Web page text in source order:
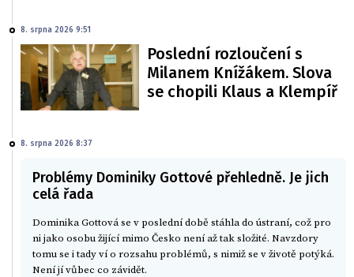
8. srpna 2026 9:51
Poslední rozloučení s
Milanem Knížákem. Slova
se chopili Klaus a Klempíř
8. srpna 2026 8:37
Problémy Dominiky Gottové přehledně. Je jich
celá řada
Dominika Gottová se v poslední době stáhla do ústraní, což pro
ni jako osobu žijící mimo Česko není až tak složité. Navzdory
tomu se i tady ví o rozsahu problémů, s nimiž se v životě potýká.
Není jí vůbec co závidět.